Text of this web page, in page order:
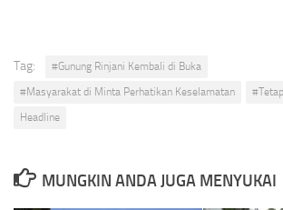
Tag:
#Gunung Rinjani Kembali di Buka
#Masyarakat di Minta Perhatikan Keselamatan
Headline
MUNGKIN ANDA JUGA MENYUKAI